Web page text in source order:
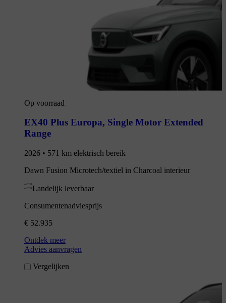
Op voorraad
EX40 Plus Europa, Single Motor Extended
Range
2026 • 571 km elektrisch bereik
Dawn Fusion Microtech/textiel in Charcoal interieur
Landelijk leverbaar
Consumentenadviesprijs
€ 52.935
Ontdek meer
Advies aanvragen
Vergelijken